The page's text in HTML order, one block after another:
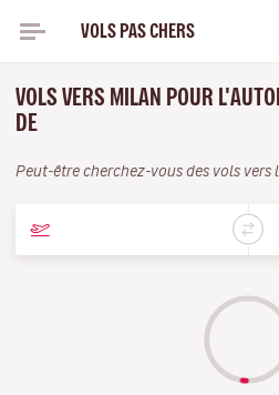
VOLS PAS CHERS
VOLS VERS MILAN POUR
DE
Peut-être cherchez-vous des vols vers